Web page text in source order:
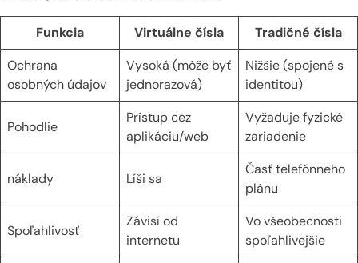
Funkcia Virtuálne čísla
Tradičné čísla
Ochrana
osobných údajov
Vysoká (môže byť
jednorazová)
Nižšie (spojené s
identitou)
Pohodlie
Prístup cez
aplikáciu/web
Vyžaduje fyzické
zariadenie
náklady Líši sa
Časť telefónneho
plánu
Spoľahlivosť
Závisí od
internetu
Vo všeobecnosti
spoľahlivejšie